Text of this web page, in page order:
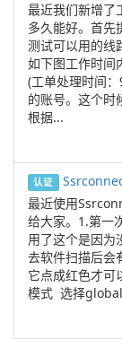
最近我们新增了
多久能好。首先
测试可以用的线
如下图工作时间
(工单处理时间
的账号。这个时
根据...
认证
最近使用
给大家。1.第一
用了这个是因为
去软件扫描后会
它点成红色才可
模式 选择